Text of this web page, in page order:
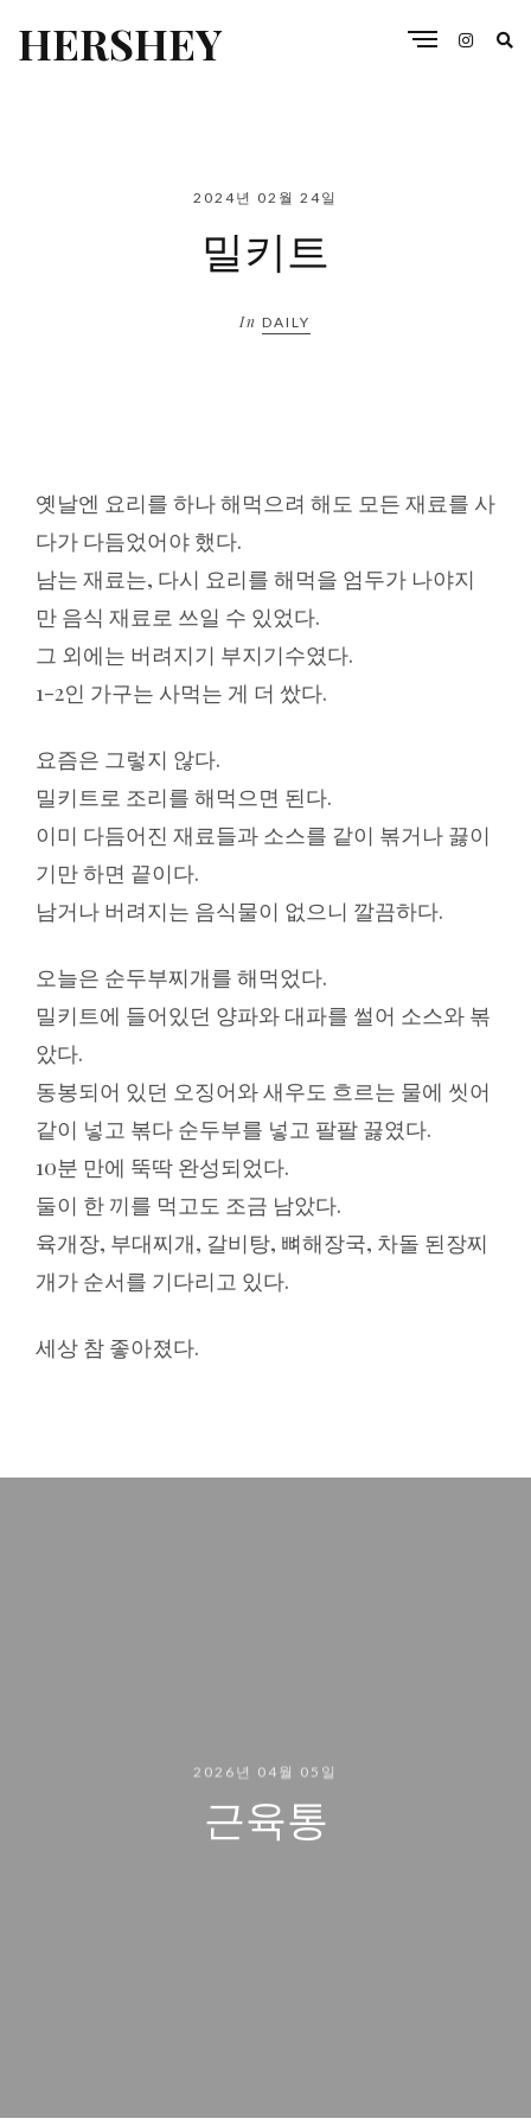
HERSHEY
2024년 02월 24일
밀키트
In DAILY
옛날엔 요리를 하나 해먹으려 해도 모든 재료를 사
다가 다듬었어야 했다.
남는 재료는, 다시 요리를 해먹을 엄두가 나야지
만 음식 재료로 쓰일 수 있었다.
그 외에는 버려지기 부지기수였다.
1-2인 가구는 사먹는 게 더 쌌다.
요즘은 그렇지 않다.
밀키트로 조리를 해먹으면 된다.
이미 다듬어진 재료들과 소스를 같이 볶거나 끓이
기만 하면 끝이다.
남거나 버려지는 음식물이 없으니 깔끔하다.
오늘은 순두부찌개를 해먹었다.
밀키트에 들어있던 양파와 대파를 썰어 소스와 볶
았다.
동봉되어 있던 오징어와 새우도 흐르는 물에 씻어
같이 넣고 볶다 순두부를 넣고 팔팔 끓였다.
10분 만에 뚝딱 완성되었다.
둘이 한 끼를 먹고도 조금 남았다.
육개장, 부대찌개, 갈비탕, 뼈해장국, 차돌 된장찌
개가 순서를 기다리고 있다.
세상 참 좋아졌다.
2026년 04월 05일
근육통